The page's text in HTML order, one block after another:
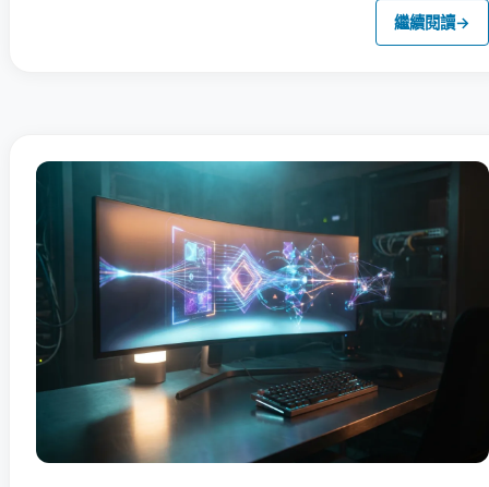
繼續閱讀→